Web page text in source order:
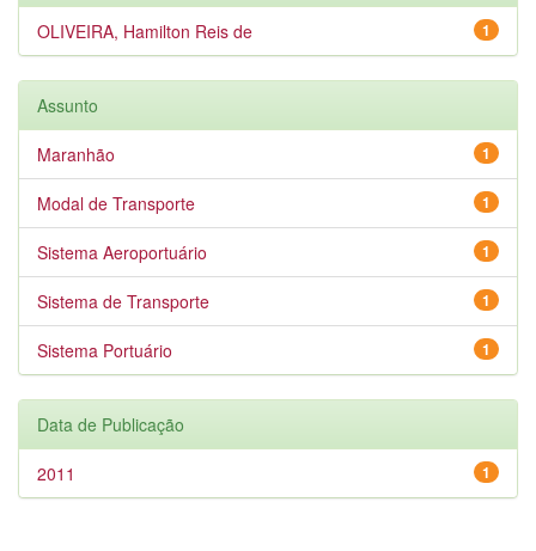
1
OLIVEIRA, Hamilton Reis de
Assunto
1
Maranhão
1
Modal de Transporte
1
Sistema Aeroportuário
1
Sistema de Transporte
1
Sistema Portuário
Data de Publicação
1
2011